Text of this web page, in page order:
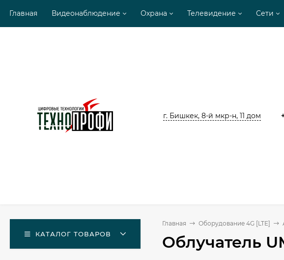
Главная Видеонаблюдение Охрана Телевидение Сети
г. Бишкек, 8-й мкр-н, 11 дом
КАТАЛОГ ТОВАРОВ
Главная Оборудование 4G [LTE]
Облучатель